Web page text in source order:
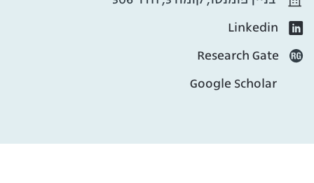
Linkedin
Research Gate
Google Scholar